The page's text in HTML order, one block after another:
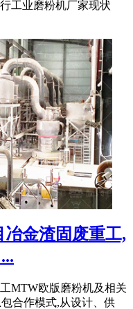
工业磨粉机厂家现状
金渣固废重工,
MTW欧版磨粉机及相关
合作模式,从设计、供